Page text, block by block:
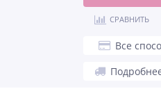
СРАВНИТЬ
Все